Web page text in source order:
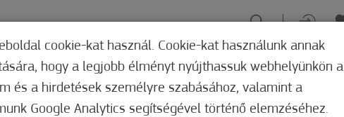
ZÖLD FÓKUSZ GYÓGYHELY MERRE, MIVEL
cookie-kat használ. Cookie-kat használunk annak
hogy a legjobb élményt nyújthassuk webhelyünkön a
és a hirdetések személyre szabásához, valamint a
Google Analytics segítségével történő elemzéséhez.